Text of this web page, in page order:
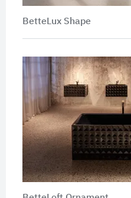
BetteLux Shape